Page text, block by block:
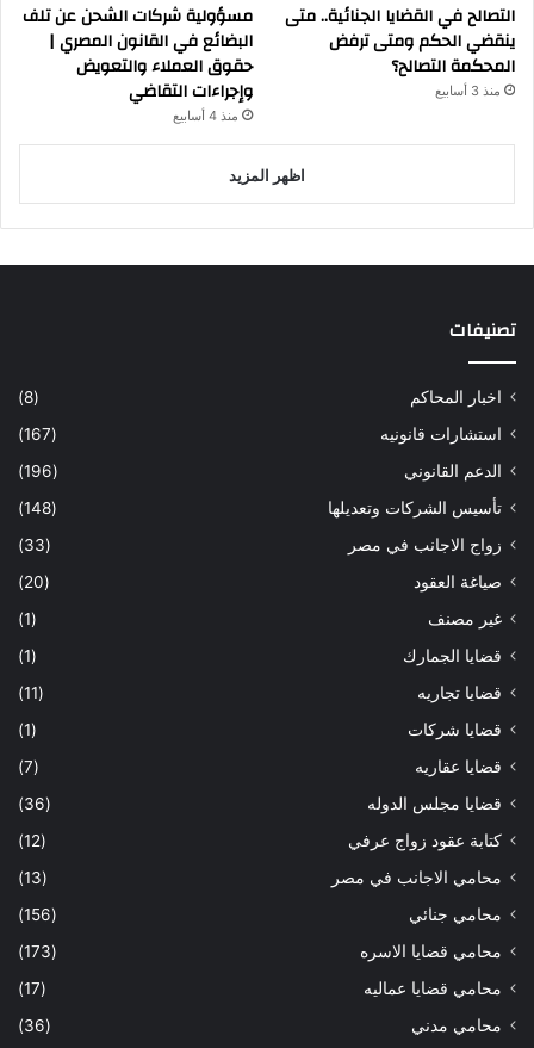
التصالح في القضايا الجنائية.. متى
ينقضي الحكم ومتى ترفض
المحكمة التصالح؟
منذ 3 أسابيع
مسؤولية شركات الشحن عن تلف
البضائع في القانون المصري |
حقوق العملاء والتعويض
وإجراءات التقاضي
منذ 4 أسابيع
اظهر المزيد
تصنيفات
اخبار المحاكم
(8)
استشارات قانونيه
(167)
الدعم القانوني
(196)
تأسيس الشركات وتعديلها
(148)
زواج الاجانب في مصر
(33)
صياغة العقود
(20)
غير مصنف
(1)
قضايا الجمارك
(1)
قضايا تجاريه
(11)
قضايا شركات
(1)
قضايا عقاريه
(7)
قضايا مجلس الدوله
(36)
كتابة عقود زواج عرفي
(12)
محامي الاجانب في مصر
(13)
محامي جنائي
(156)
محامي قضايا الاسره
(173)
محامي قضايا عماليه
(17)
محامي مدني
(36)